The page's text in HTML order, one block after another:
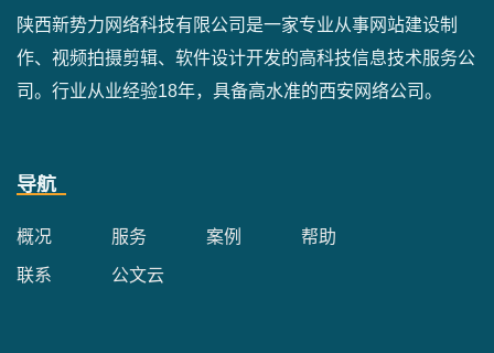
陕西新势力网络科技有限公司是一家专业从事网站建设制
作、视频拍摄剪辑、软件设计开发的高科技信息技术服务公
司。行业从业经验18年，具备高水准的西安网络公司。
导航
概况 服务 案例 帮助
联系 公文云